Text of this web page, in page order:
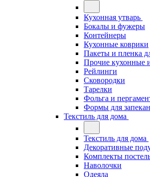
Кухонная утварь
Бокалы и фужеры
Контейнеры
Кухонные коврики
Пакеты и пленка
Прочие кухонные
Рейлинги
Сковородки
Тарелки
Фольга и
Формы для
Текстиль для дома
Текстиль для дома
Декоративные
Комплекты
Наволочки
Одеяла